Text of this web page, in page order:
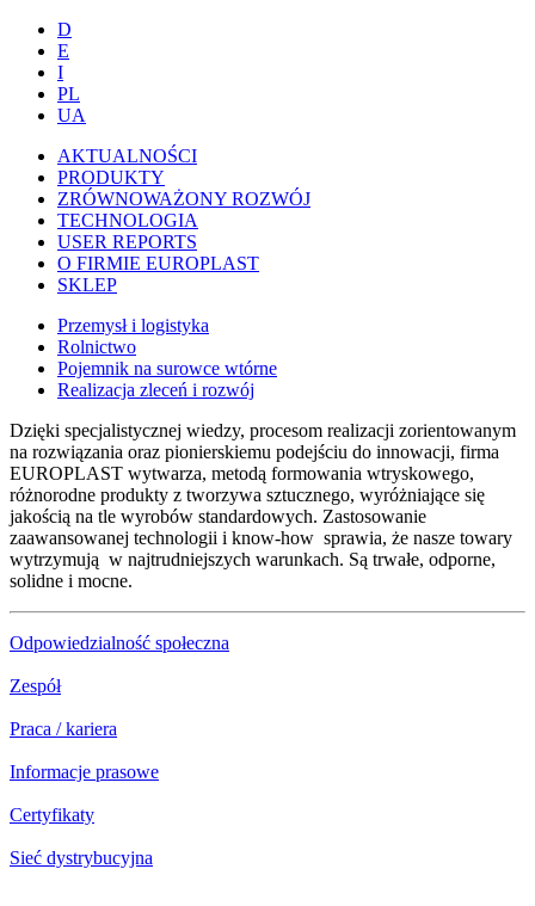
D
E
I
PL
UA
AKTUALNOŚCI
PRODUKTY
ZRÓWNOWAŻONY ROZWÓJ
TECHNOLOGIA
USER REPORTS
O FIRMIE EUROPLAST
SKLEP
Przemysł i logistyka
Rolnictwo
Pojemnik na surowce wtórne
Realizacja zleceń i rozwój
Dzięki specjalistycznej wiedzy, procesom realizacji zorientowanym
na rozwiązania oraz pionierskiemu podejściu do innowacji, firma
EUROPLAST wytwarza, metodą formowania wtryskowego,
różnorodne produkty z tworzywa sztucznego, wyróżniające się
jakością na tle wyrobów standardowych. Zastosowanie
zaawansowanej technologii i know-how sprawia, że nasze towary
wytrzymują w najtrudniejszych warunkach. Są trwałe, odporne,
solidne i mocne.
Odpowiedzialność społeczna
Zespół
Praca / kariera
Informacje prasowe
Certyfikaty
Sieć dystrybucyjna